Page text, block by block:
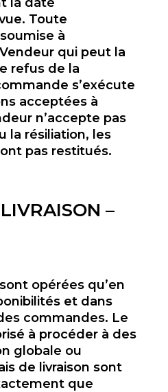
Toute
à
qui peut la
refus de la
s’exécute
acceptées à
n’accepte pas
la résiliation, les
pas restitués.
–
opérées qu’en
et dans
commandes. Le
à procéder à des
globale ou
de livraison sont
que